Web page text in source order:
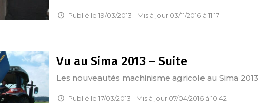
Publié le 19/03/2013 - Mis à jour 03/11/2016 à 11:17
Vu au Sima 2013 – Suite
Les nouveautés machinisme agricole au Sima 2013
Publié le 17/03/2013 - Mis à jour 07/04/2016 à 10:42